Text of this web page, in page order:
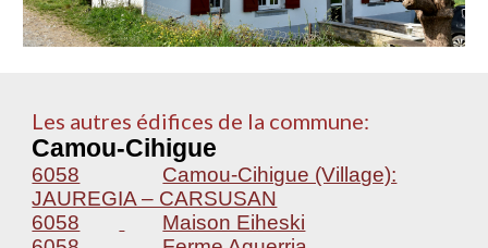
Les autres édifices de la commune:
Camou-Cihigue
6058
Camou-Cihigue (Village):
JAUREGIA – CARSUSAN
6058
Maison Eiheski